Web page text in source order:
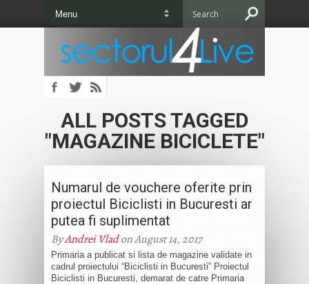
ALL POSTS TAGGED
"MAGAZINE BICICLETE"
Numarul de vouchere oferite prin
proiectul Biciclisti in Bucuresti ar
putea fi suplimentat
ByAndrei Vladon August 14, 2017
Primaria a publicat si lista de magazine validate in
cadrul proiectului “Biciclisti in Bucuresti” Proiectul
Biciclisti in Bucuresti, demarat de catre Primaria